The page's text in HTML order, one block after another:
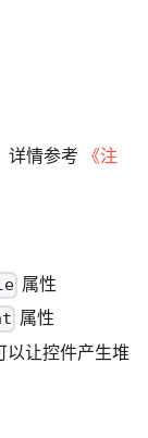
详情参考 《注
属性
属性
以让控件产生堆